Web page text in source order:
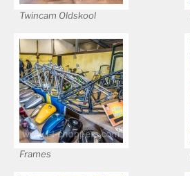
Twincam Oldskool
Frames